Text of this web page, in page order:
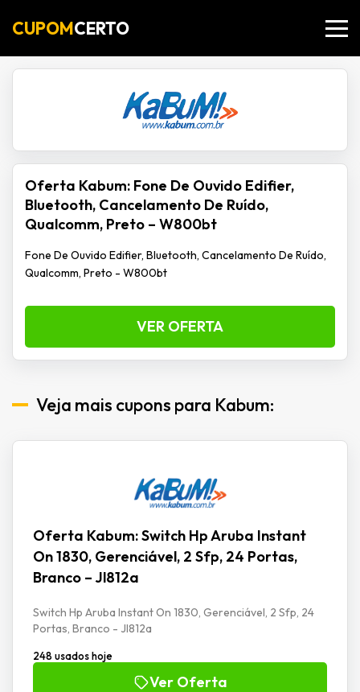
CUPOMCERTO
Oferta Kabum: Fone De Ouvido Edifier,
Bluetooth, Cancelamento De Ruído,
Qualcomm, Preto – W800bt
Fone De Ouvido Edifier, Bluetooth, Cancelamento De Ruído,
Qualcomm, Preto - W800bt
VER OFERTA
Veja mais cupons para Kabum:
Oferta Kabum: Switch Hp Aruba Instant
On 1830, Gerenciável, 2 Sfp, 24 Portas,
Branco – Jl812a
Switch Hp Aruba Instant On 1830, Gerenciável, 2 Sfp, 24
Portas, Branco - Jl812a
248 usados hoje
Ver Oferta